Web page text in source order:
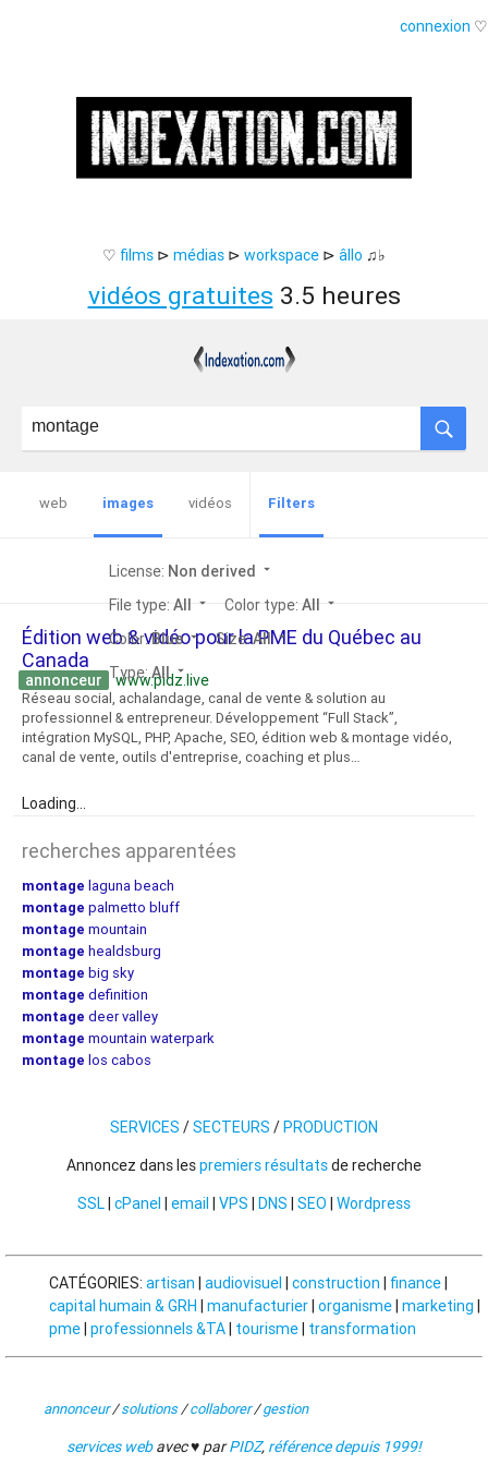
connexion ♡
♡ films ⊳ médias ⊳ workspace ⊳ âllo ♫♭
vidéos gratuites 3.5 heures
web images vidéos Filters
License: Non derived arrow_drop_down
File type: All arrow_drop_down Color type: All arrow_drop_down
Color:Blue arrow_drop_down Size:All arrow_drop_down
Type:All arrow_drop_down
Édition web & vidéo pour la PME du Québec au
Canada
annonceur www.pidz.live
Réseau social, achalandage, canal de vente & solution au
professionnel & entrepreneur. Développement “Full Stack”,
intégration MySQL, PHP, Apache, SEO, édition web & montage vidéo,
canal de vente, outils d'entreprise, coaching et plus…
Loading...
recherches apparentées
montage laguna beach
montage palmetto bluff
montage mountain
montage healdsburg
montage big sky
montage definition
montage deer valley
montage mountain waterpark
montage los cabos
SERVICES /SECTEURS /PRODUCTION
Annoncez dans lespremiers résultatsde recherche
SSL| cPanel | email | VPS | DNS | SEO | Wordpress
CATÉGORIES: artisan | audiovisuel | construction | finance|
capital humain & GRH | manufacturier| organisme| marketing |
pme| professionnels &TA| tourisme| transformation
annonceur/solutions/collaborer/gestion
services webavec ♥ parPIDZ, référence depuis 1999!